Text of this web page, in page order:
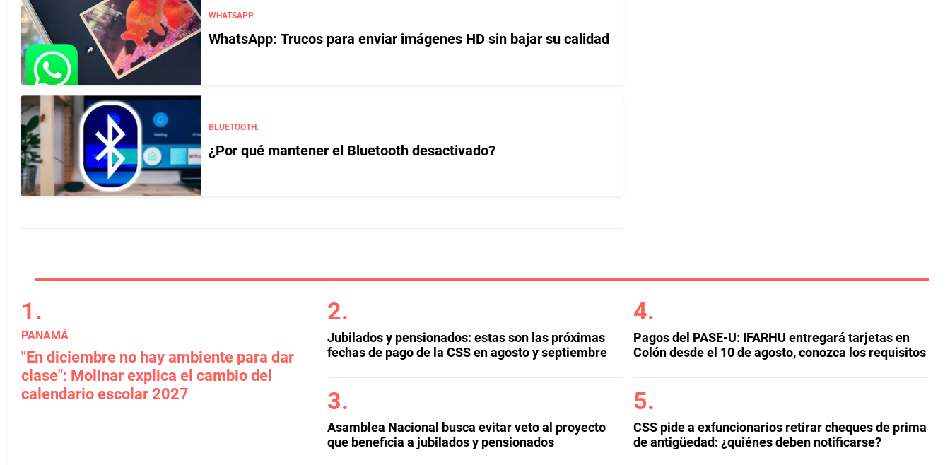
WHATSAPP.
WhatsApp: Trucos para enviar imágenes HD sin bajar su calidad
BLUETOOTH.
¿Por qué mantener el Bluetooth desactivado?
PANAMÁ
"En diciembre no hay ambiente para dar
clase": Molinar explica el cambio del
calendario escolar 2027
Jubilados y pensionados: estas son las próximas
fechas de pago de la CSS en agosto y septiembre
Asamblea Nacional busca evitar veto al proyecto
que beneficia a jubilados y pensionados
Pagos del PASE-U: IFARHU entregará tarjetas en
Colón desde el 10 de agosto, conozca los requisitos
CSS pide a exfuncionarios retirar cheques de prima
de antigüedad: ¿quiénes deben notificarse?